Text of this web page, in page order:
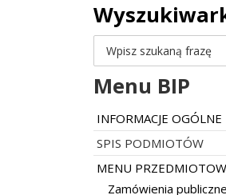
Menu BIP
Rozwiń menu
INFORMACJE OGÓLNE
SPIS PODMIOTÓW
Rozwiń menu
MENU
Rozwiń menu
Zamówienia publiczne